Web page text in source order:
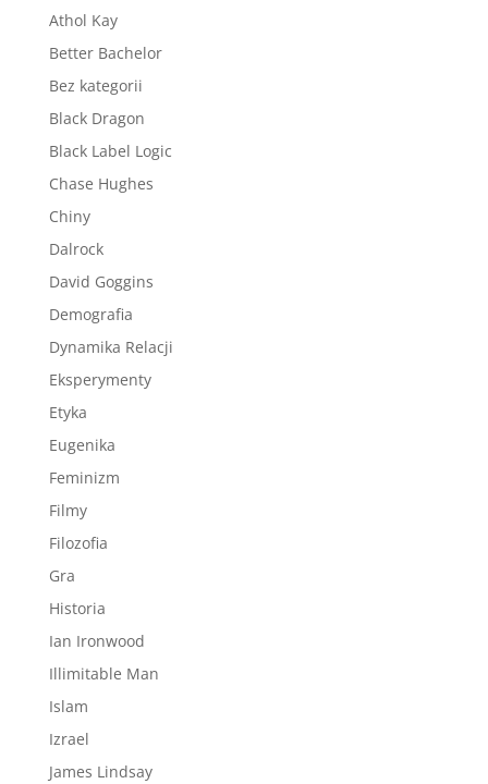
Athol Kay
Better Bachelor
Bez kategorii
Black Dragon
Black Label Logic
Chase Hughes
Chiny
Dalrock
David Goggins
Demografia
Dynamika Relacji
Eksperymenty
Etyka
Eugenika
Feminizm
Filmy
Filozofia
Gra
Historia
Ian Ironwood
Illimitable Man
Islam
Izrael
James Lindsay